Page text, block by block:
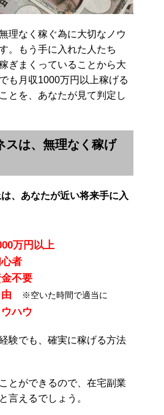
理なく稼ぐ為に大切なノウ
。もう手に入れた人たち
ぎまくっていることから大
も月収1000万円以上稼げる
とを、あなたが見て判定し
スは、無理なく稼げ
、あなたが近い将来手に入
万円以上
者
不要
※空いた時間で適当に
ウハウ
験でも、確実に稼げる方法
とができるので、在宅副業
言えるでしょう。